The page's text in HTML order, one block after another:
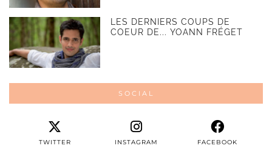
LES DERNIERS COUPS DE
COEUR DE... YOANN FRÉGET
SOCIAL
TWITTER INSTAGRAM FACEBOOK